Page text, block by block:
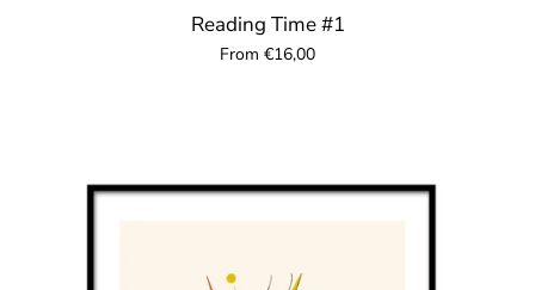
Reading Time #1
From €16,00